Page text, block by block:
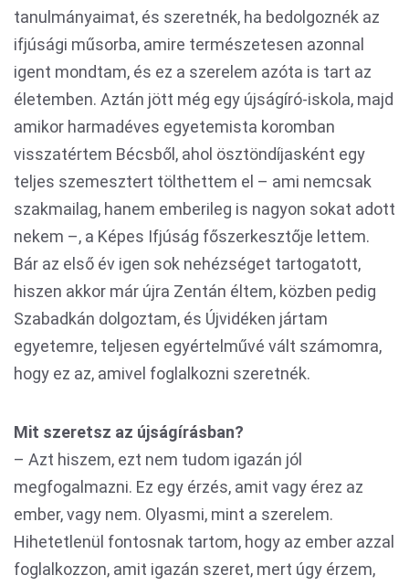
tanulmányaimat, és szeretnék, ha bedolgoznék az
ifjúsági műsorba, amire természetesen azonnal
igent mondtam, és ez a szerelem azóta is tart az
életemben. Aztán jött még egy újságíró-iskola, majd
amikor harmadéves egyetemista koromban
visszatértem Bécsből, ahol ösztöndíjasként egy
teljes szemesztert tölthettem el – ami nemcsak
szakmailag, hanem emberileg is nagyon sokat adott
nekem –, a Képes Ifjúság főszerkesztője lettem.
Bár az első év igen sok nehézséget tartogatott,
hiszen akkor már újra Zentán éltem, közben pedig
Szabadkán dolgoztam, és Újvidéken jártam
egyetemre, teljesen egyértelművé vált számomra,
hogy ez az, amivel foglalkozni szeretnék.
Mit szeretsz az újságírásban?
– Azt hiszem, ezt nem tudom igazán jól
megfogalmazni. Ez egy érzés, amit vagy érez az
ember, vagy nem. Olyasmi, mint a szerelem.
Hihetetlenül fontosnak tartom, hogy az ember azzal
foglalkozzon, amit igazán szeret, mert úgy érzem,